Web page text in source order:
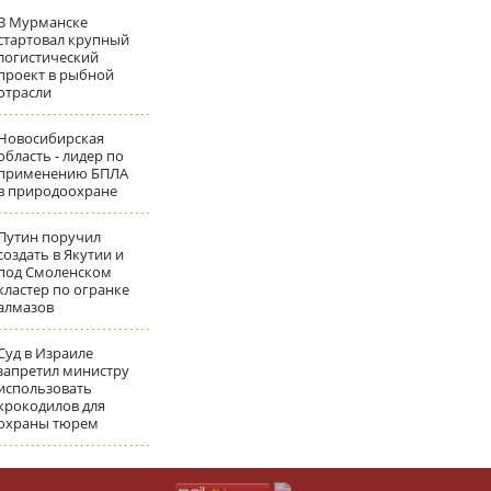
Мурманске
крупный
в рыбной
- лидер по
БПЛА
природоохране
поручил
в Якутии и
Смоленском
по огранке
в Израиле
министру
для
тюрем